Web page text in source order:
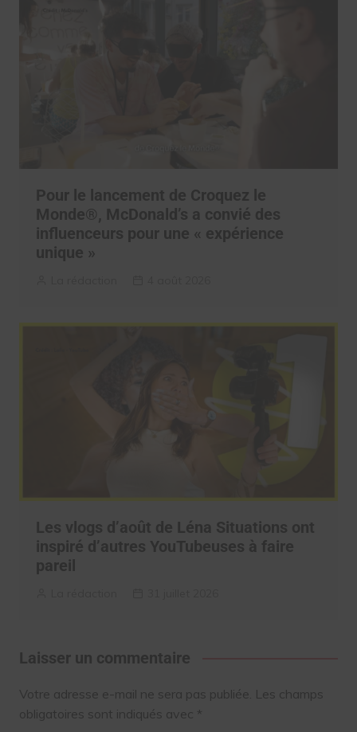
Pour le lancement de Croquez le
Monde®, McDonald’s a convié des
influenceurs pour une « expérience
unique »
Les vlogs d’août de Léna Situations ont
inspiré d’autres YouTubeuses à faire
pareil
Laisser un commentaire
Votre adresse e-mail ne sera pas publiée. Les champs
obligatoires sont indiqués avec *